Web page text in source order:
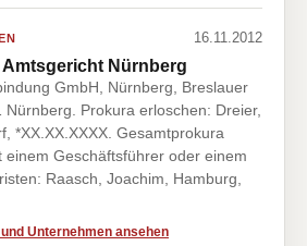
16.11.2012
Amtsgericht Nürnberg
GmbH, Nürnberg, Breslauer
Nürnberg. Prokura erloschen: Dreier,
*XX.XX.XXXX. Gesamtprokura
einem Geschäftsführer oder einem
Raasch, Joachim, Hamburg,
Unternehmen ansehen